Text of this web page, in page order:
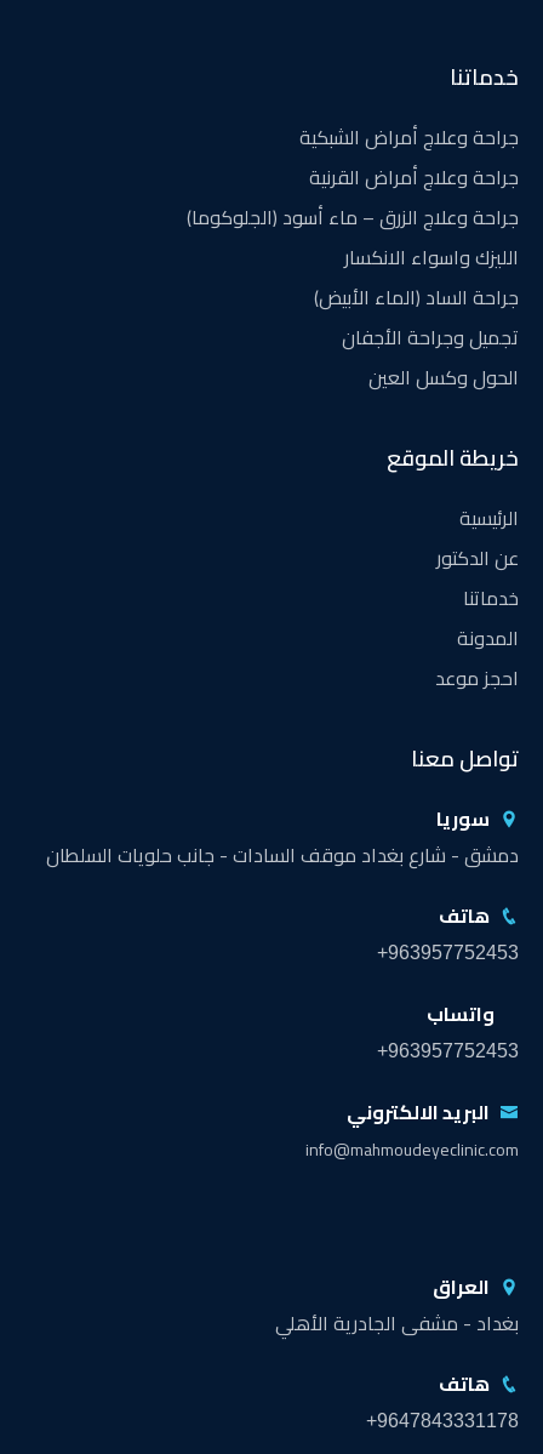
خدماتنا
جراحة وعلاج أمراض الشبكية
جراحة وعلاج أمراض القرنية
جراحة وعلاج الزرق – ماء أسود (الجلوكوما)
الليزك واسواء الانكسار
جراحة الساد (الماء الأبيض)
تجميل وجراحة الأجفان
الحول وكسل العين
خريطة الموقع
الرئيسية
عن الدكتور
خدماتنا
المدونة
احجز موعد
تواصل معنا
سوريا
دمشق - شارع بغداد موقف السادات - جانب حلويات السلطان
هاتف
+963957752453
واتساب
+963957752453
البريد الالكتروني
info@mahmoudeyeclinic.com
العراق
بغداد - مشفى الجادرية الأهلي
هاتف
+9647843331178